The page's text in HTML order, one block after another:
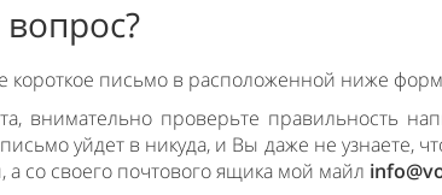
вопрос?
письмо в расположенной ниже
внимательно проверьте правильность
уйдет в никуда, и Вы даже не узнаете,
а со своего почтового ящика мой майл